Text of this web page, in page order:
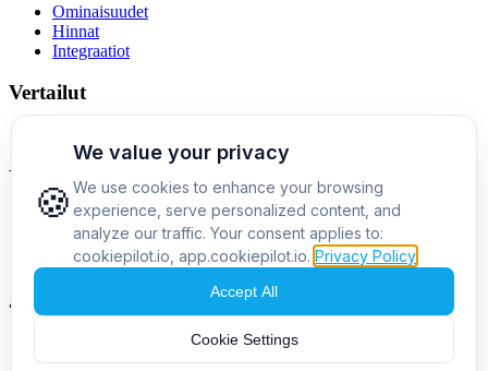
Ominaisuudet
Hinnat
Integraatiot
Vertailut
Yritys
Tietoa meistä
Yhteystiedot
Blogi
Juridiikka
Käyttöehdot